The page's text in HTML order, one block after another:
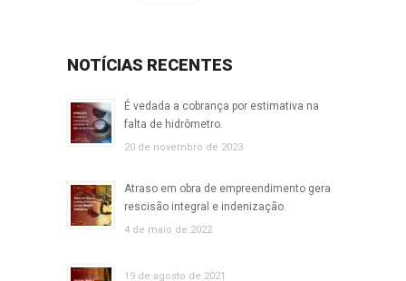
NOTÍCIAS RECENTES
É vedada a cobrança por estimativa na
falta de hidrômetro.
20 de novembro de 2023
Atraso em obra de empreendimento gera
rescisão integral e indenização.
4 de maio de 2022
19 de agosto de 2021